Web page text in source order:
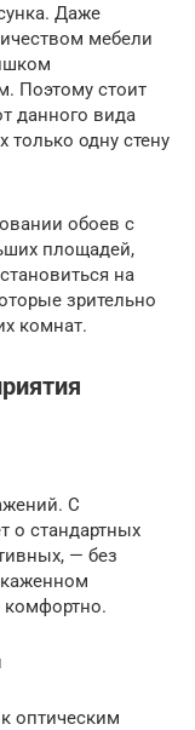
Даже
мебели
Поэтому стоит
данного вида
одну стену
обоев с
площадей,
на
зрительно
комнат.
С
о стандартных
— без
комфортно.
оптическим